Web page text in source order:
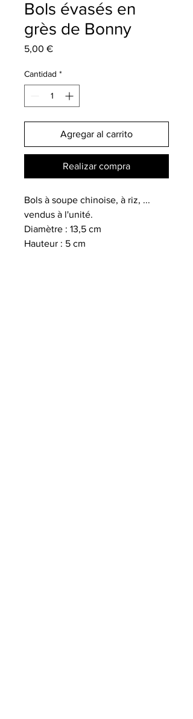
Bols évasés en
grès de Bonny
5,00 €Precio
Cantidad *
Agregar al carrito
Realizar compra
Bols à soupe chinoise, à riz, ...
vendus à l'unité.
Diamètre : 13,5 cm
Hauteur : 5 cm